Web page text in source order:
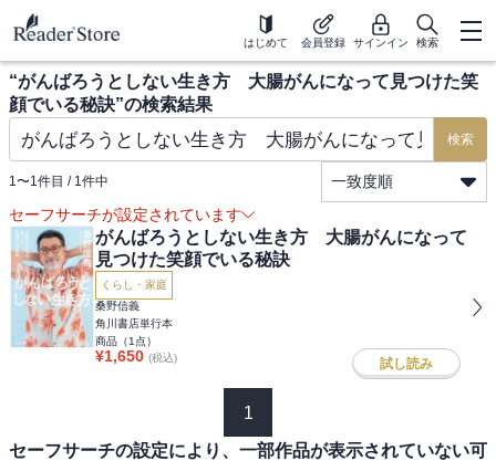
はじめて 会員登録 サインイン 検索
“がんばろうとしない生き方 大腸がんになって見つけた笑
顔でいる秘訣”の検索結果
検索
1〜1件目 / 1件中
一致度順
セーフサーチが設定されています
がんばろうとしない生き方 大腸がんになって
見つけた笑顔でいる秘訣
くらし・家庭
桑野信義
角川書店単行本
商品（1 点）
¥1,650 (税込) 試し読み
1
セーフサーチの設定により、一部作品が表示されていない可